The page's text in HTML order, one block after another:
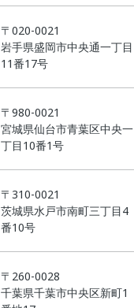
〒020-0021
岩手県盛岡市中央通一丁目
11番17号
〒980-0021
宮城県仙台市青葉区中央一
丁目10番1号
〒310-0021
茨城県水戸市南町三丁目4
番10号
〒260-0028
千葉県千葉市中央区新町1